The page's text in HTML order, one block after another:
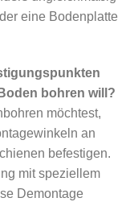
eine Bodenplatte
bohren will?
möchtest,
an
befestigen.
mit speziellem
Demontage